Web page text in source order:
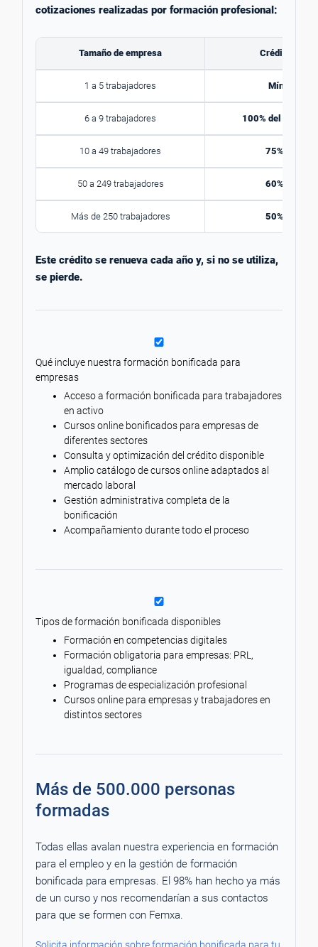
cotizaciones realizadas por formación profesional:
Tamaño de empresa Crédito
1 a 5 trabajadores Mínimo
6 a 9 trabajadores 100% del crédito
10 a 49 trabajadores 75% del
50 a 249 trabajadores 60% del
Más de 250 trabajadores 50% del
Este crédito se renueva cada año y, si no se utiliza,
se pierde.
Qué incluye nuestra formación bonificada para
empresas
Acceso a formación bonificada para trabajadores
en activo
Cursos online bonificados para empresas de
diferentes sectores
Consulta y optimización del crédito disponible
Amplio catálogo de cursos online adaptados al
mercado laboral
Gestión administrativa completa de la
bonificación
Acompañamiento durante todo el proceso
Tipos de formación bonificada disponibles
Formación en competencias digitales
Formación obligatoria para empresas: PRL,
igualdad, compliance
Programas de especialización profesional
Cursos online para empresas y trabajadores en
distintos sectores
Más de 500.000 personas
formadas
Todas ellas avalan nuestra experiencia en formación
para el empleo y en la gestión de formación
bonificada para empresas. El 98% han hecho ya más
de un curso y nos recomendarían a sus contactos
para que se formen con Femxa.